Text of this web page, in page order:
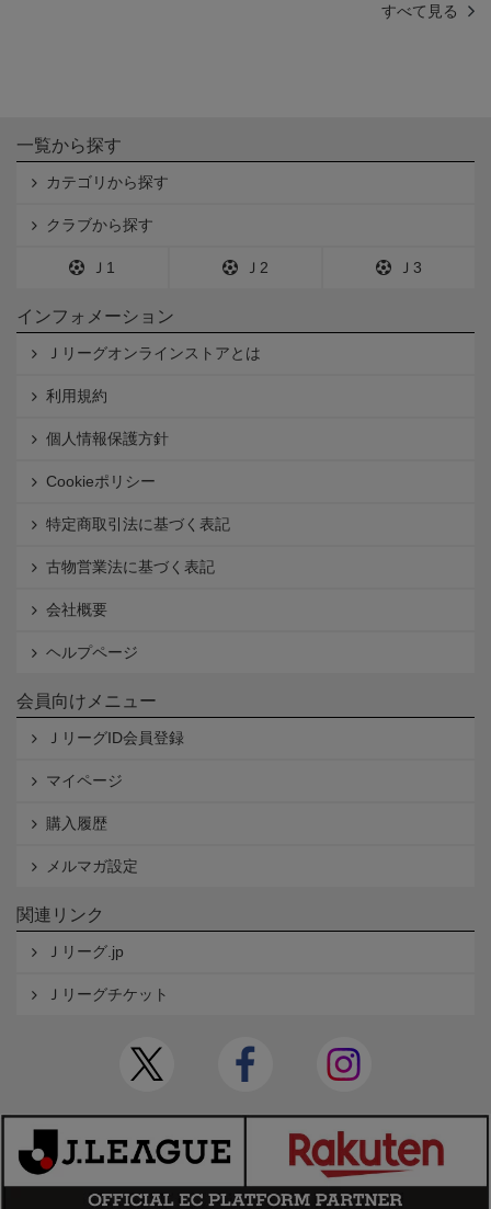
すべて見る
一覧から探す
カテゴリから探す
クラブから探す
Ｊ1 Ｊ2 Ｊ3
インフォメーション
Ｊリーグオンラインストアとは
利用規約
個人情報保護方針
Cookieポリシー
特定商取引法に基づく表記
古物営業法に基づく表記
会社概要
ヘルプページ
会員向けメニュー
ＪリーグID会員登録
マイページ
購入履歴
メルマガ設定
関連リンク
Ｊリーグ.jp
Ｊリーグチケット